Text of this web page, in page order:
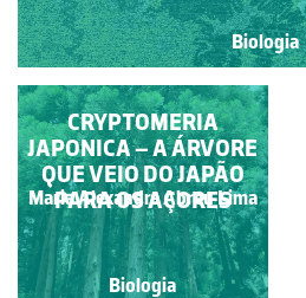
Biologia
CONSOCIAÇÃO DE
CULTURAS - A ARTE
DE APROVEITAR SOLO
AGRÍCOLA
Maria Alexandra Abreu
Lima
Biologia
CRYPTOMERIA
JAPONICA – A ÁRVORE
QUE VEIO DO JAPÃO
PARA OS AÇORES
Maria Alexandra Abreu Lima
Biologia